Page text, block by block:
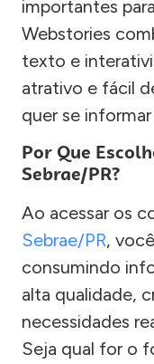
importantes
Webstories
texto e
atrativo e fácil
quer se
Por Que
Sebrae/PR?
Ao acessar os
Sebrae/PR,
consumindo
alta qualidade,
necessidades
Seja qual for o